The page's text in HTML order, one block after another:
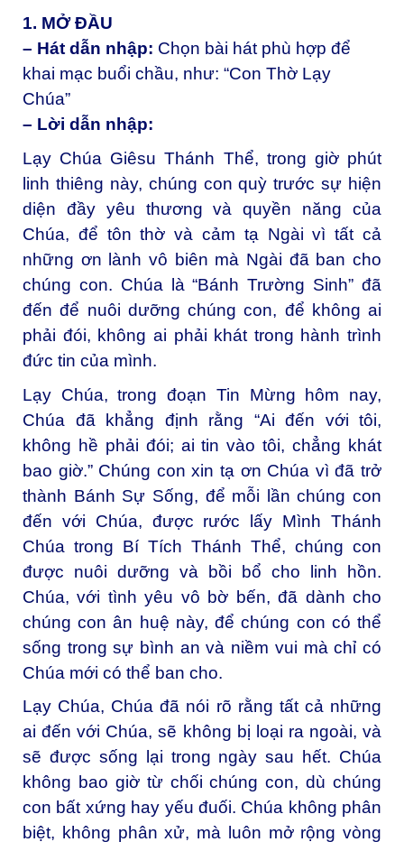
1. MỞ ĐẦU
– Hát dẫn nhập: Chọn bài hát phù hợp để
khai mạc buổi chầu, như: “Con Thờ Lạy
Chúa”
– Lời dẫn nhập:
Lạy Chúa Giêsu Thánh Thể, trong giờ phút
linh thiêng này, chúng con quỳ trước sự hiện
diện đầy yêu thương và quyền năng của
Chúa, để tôn thờ và cảm tạ Ngài vì tất cả
những ơn lành vô biên mà Ngài đã ban cho
chúng con. Chúa là “Bánh Trường Sinh” đã
đến để nuôi dưỡng chúng con, để không ai
phải đói, không ai phải khát trong hành trình
đức tin của mình.
Lạy Chúa, trong đoạn Tin Mừng hôm nay,
Chúa đã khẳng định rằng “Ai đến với tôi,
không hề phải đói; ai tin vào tôi, chẳng khát
bao giờ.” Chúng con xin tạ ơn Chúa vì đã trở
thành Bánh Sự Sống, để mỗi lần chúng con
đến với Chúa, được rước lấy Mình Thánh
Chúa trong Bí Tích Thánh Thể, chúng con
được nuôi dưỡng và bồi bổ cho linh hồn.
Chúa, với tình yêu vô bờ bến, đã dành cho
chúng con ân huệ này, để chúng con có thể
sống trong sự bình an và niềm vui mà chỉ có
Chúa mới có thể ban cho.
Lạy Chúa, Chúa đã nói rõ rằng tất cả những
ai đến với Chúa, sẽ không bị loại ra ngoài, và
sẽ được sống lại trong ngày sau hết. Chúa
không bao giờ từ chối chúng con, dù chúng
con bất xứng hay yếu đuối. Chúa không phân
biệt, không phân xử, mà luôn mở rộng vòng